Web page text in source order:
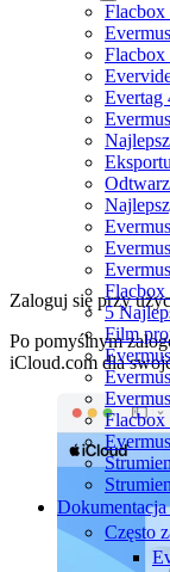
Flacbox
Evertag
Flacbox
5
Film
Flacbox
Dokumentacja
Często
Zaloguj się przy
Po pomyślnym
iCloud.com dla